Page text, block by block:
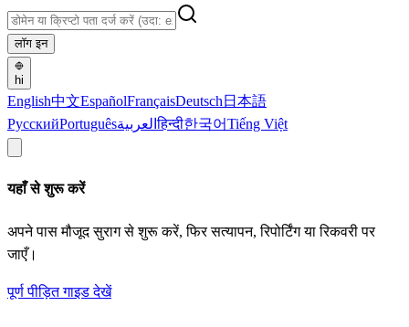
लॉग इन
hi
English中文EspañolFrançaisDeutsch 日本語
РусскийPortuguêsالعربيةहिन्दी한국어Tiếng Việt
यहाँ से शुरू करें
अपने पास मौजूद सुराग से शुरू करें, फिर सत्यापन, रिपोर्टिंग या रिकवरी पर
जाएँ।
पूर्ण पीड़ित गाइड देखें